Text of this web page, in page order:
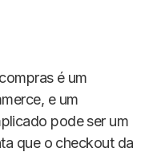
é um
e um
pode ser um
que o checkout da